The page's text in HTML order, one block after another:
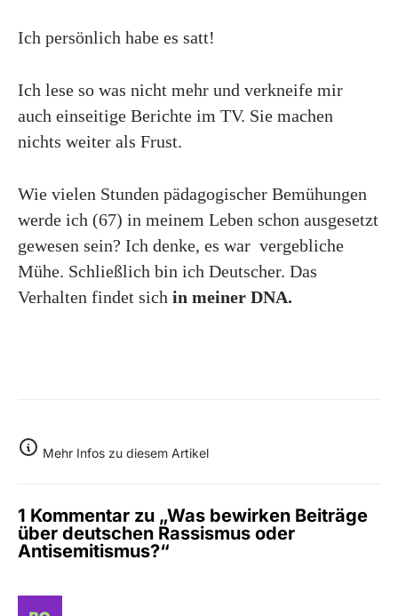
Ich persönlich habe es satt!
Ich lese so was nicht mehr und verkneife mir
auch einseitige Berichte im TV. Sie machen
nichts weiter als Frust.
Wie vielen Stunden pädagogischer Bemühungen
werde ich (67) in meinem Leben schon ausgesetzt
gewesen sein? Ich denke, es war vergebliche
Mühe. Schließlich bin ich Deutscher. Das
Verhalten findet sich in meiner DNA.
Mehr Infos zu diesem Artikel
1 Kommentar zu „Was bewirken Beiträge
über deutschen Rassismus oder
Antisemitismus?“